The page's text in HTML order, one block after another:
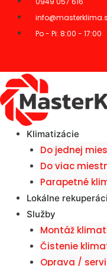
Po - Pi: 8:00 - 17:00
Klimatizácie
Do jednej
Do viac
Parapetné
Lokálne
Služby
Montáž
Čistenie
Oprava /